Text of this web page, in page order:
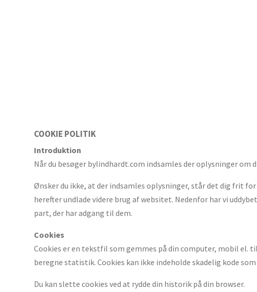
COOKIE POLITIK
Introduktion
Når du besøger bylindhardt.com indsamles der oplysninger
Ønsker du ikke, at der indsamles oplysninger, står det dig frit
herefter undlade videre brug af websitet. Nedenfor har vi
part, der har adgang til dem.
Cookies
Cookies er en tekstfil som gemmes på din computer, mobil el.
beregne statistik. Cookies kan ikke indeholde skadelig kode som
Du kan slette cookies ved at rydde din historik på din browser.